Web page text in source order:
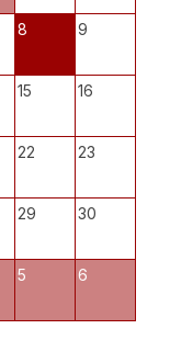
8 9
15 16
22 23
29 30
5 6